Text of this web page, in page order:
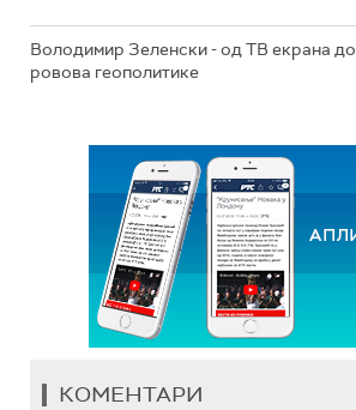
Володимир Зеленски - од ТВ екрана до
ровова геополитике
КОМЕНТАРИ